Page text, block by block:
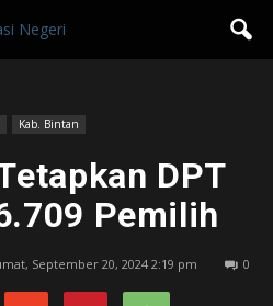
Kab. Bintan
DPT
Pemilih
September 20, 2024 2:19 pm 0